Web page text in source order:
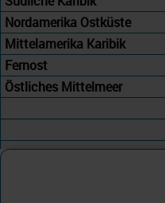
Nordamerika Ostküste
Mittelamerika Karibik
Fernost
Östliches Mittelmeer